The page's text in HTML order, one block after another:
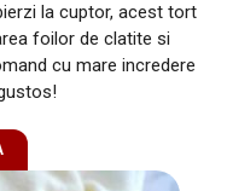
la cuptor, acest tort
foilor de clatite si
cu mare incredere